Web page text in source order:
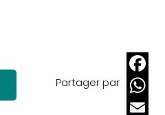
Partager par